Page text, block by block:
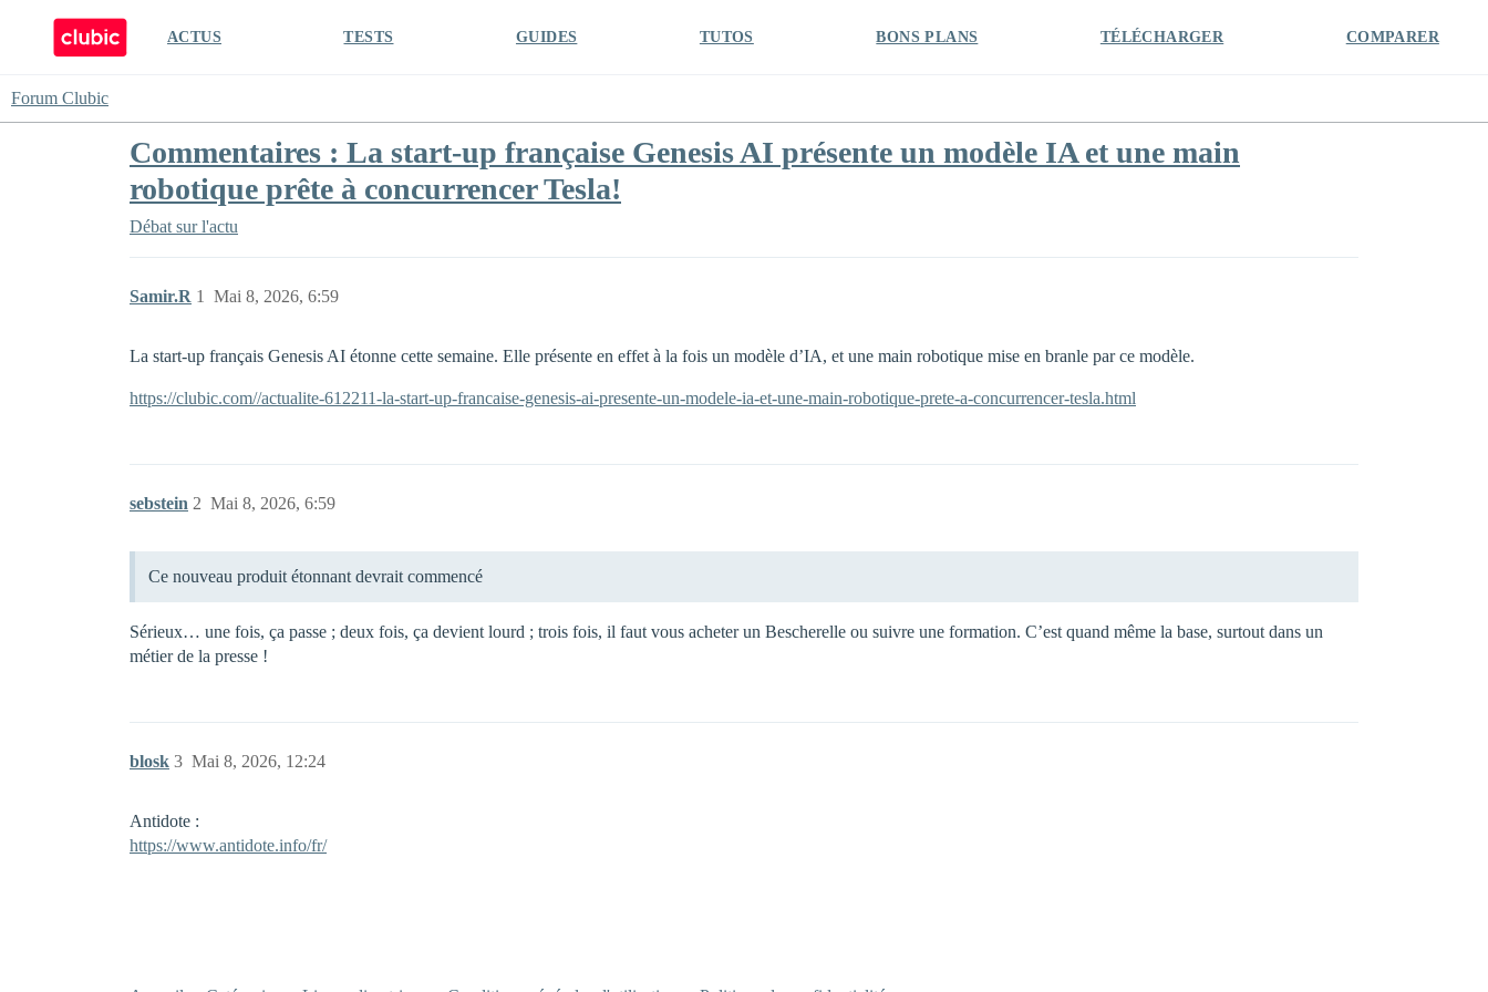
ACTUS TESTS GUIDES TUTOS BONS PLANS TÉLÉCHARGER COMPARER
Forum Clubic
Commentaires : La start-up française Genesis AI présente un modèle IA et une main
robotique prête à concurrencer Tesla!
Débat sur l'actu
Samir.R Mai 8, 2026, 6:59
1
La start-up français Genesis AI étonne cette semaine. Elle présente en effet à la fois un modèle d’IA, et une main robotique mise en branle par ce modèle.
https://clubic.com//actualite-612211-la-start-up-francaise-genesis-ai-presente-un-modele-ia-et-une-main-robotique-prete-a-concurrencer-tesla.html
sebstein Mai 8, 2026, 6:59
2
Ce nouveau produit étonnant devrait commencé
Sérieux… une fois, ça passe ; deux fois, ça devient lourd ; trois fois, il faut vous acheter un Bescherelle ou suivre une formation. C’est quand même la base, surtout dans un
métier de la presse !
blosk Mai 8, 2026, 12:24
3
Antidote :
https://www.antidote.info/fr/